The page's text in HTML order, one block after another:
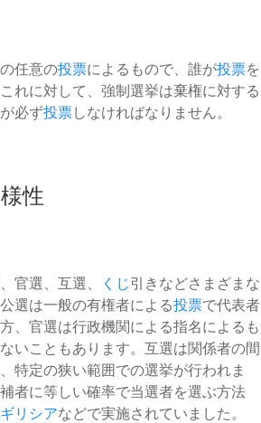
任意の投票によるもので、誰が投票を
れに対して、強制選挙は棄権に対する
必ず投票しなければなりません。
性
官選、互選、 くじ引きなどさまざまな
選は一般の有権者による投票で代表者
、官選は行政機関による指名によるも
いこともあります。互選は関係者の間
特定の狭い範囲での選挙が行われま
者に等しい確率で当選者を選ぶ方法
リシアなどで実施されていました。